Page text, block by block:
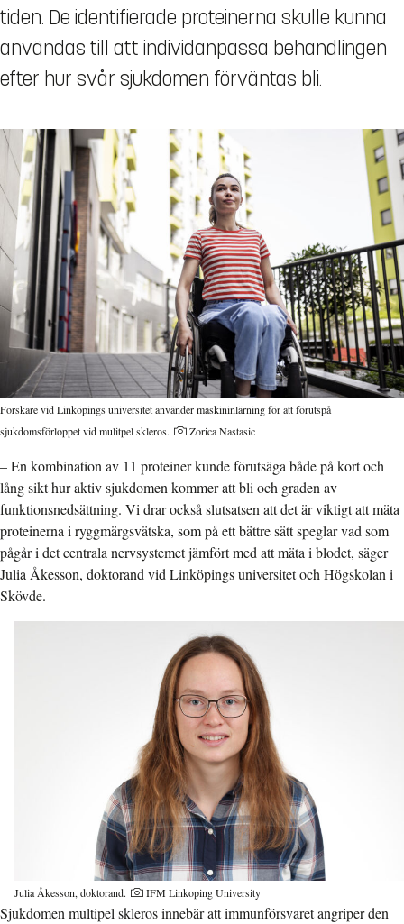
tiden. De identifierade proteinerna skulle kunna
användas till att individanpassa behandlingen
efter hur svår sjukdomen förväntas bli.
Forskare vid Linköpings universitet använder maskininlärning för att förutspå
sjukdomsförloppet vid mulitpel skleros.
Zorica Nastasic
– En kombination av 11 proteiner kunde förutsäga både på kort och
lång sikt hur aktiv sjukdomen kommer att bli och graden av
funktionsnedsättning. Vi drar också slutsatsen att det är viktigt att mäta
proteinerna i ryggmärgsvätska, som på ett bättre sätt speglar vad som
pågår i det centrala nervsystemet jämfört med att mäta i blodet, säger
Julia Åkesson, doktorand vid Linköpings universitet och Högskolan i
Skövde.
Julia Åkesson, doktorand. IFM Linkoping University
Sjukdomen multipel skleros innebär att immunförsvaret angriper den